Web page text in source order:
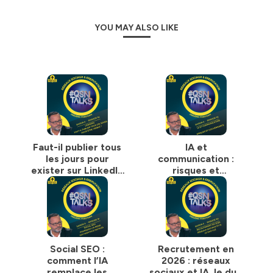
payantes, podcast,...)
: cadres/dirigeants /professions libérales / artistes / personnalités
sur LinkedIn
/ Séminaires réseaux sociaux
sociaux, vidéos, visuels, podcast,...)
(tous réseaux sociaux)
politique-de-confidentialite pour plus d'informations.
YOU MAY ALSO LIKE
Faut-il publier tous
les jours pour
exister sur LinkedIn
?
IA et
communication :
risques et
gouvernance
Social SEO :
comment l’IA
Recrutement en
2026 : réseaux